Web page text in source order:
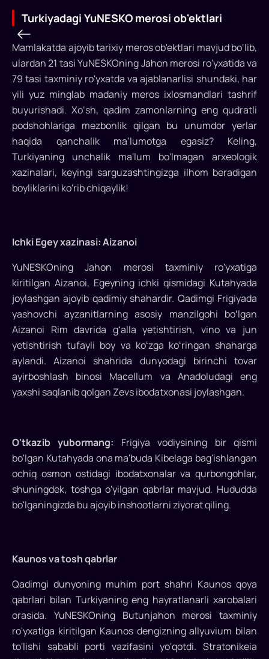
Turkiyadagi
YuNESKO
merosi
ob'ektlari
Turkiya
sivilizatsiya
tarixi
dunyoning
eng
muhim
geografiyalaridan
birida
joylashgan
qadimiy
xazinaga
ega
haqiqiy
ochiq
Turkiyadagi YuNESKO merosi ob'ektlari
Mamlakatda ajoyib tarixiy meros ob'ektlari mavjud bo‘lib,
ulardan 21 tasi YuNESKOning Jahon merosi ro'yxatida va
79 tasi taxminiy ro'yxatda va ajablanarlisi shundaki, har
yili yuz minglab madaniy meros ixlosmandlari tashrif
buyurishadi. Xo‘sh, qadim zamonlarning eng qudratli
podshohlariga mezbonlik qilgan bu unumdor yerlar
haqida qanchalik ma’lumotga egasiz? Keling,
Turkiyaning unchalik ma'lum bo'lmagan arxeologik
xazinalari, keyingi sarguzashtingizga ilhom beradigan
boyliklarini ko'rib chiqaylik!
Ichki Egey xazinasi: Aizanoi
YuNESKOning Jahon merosi taxminiy ro'yxatiga
kiritilgan Aizanoi, Egeyning ichki qismidagi Kutahyada
joylashgan ajoyib qadimiy shahardir. Qadimgi Frigiyada
yashovchi ayzanitlarning asosiy manzilgohi boʻlgan
Aizanoi Rim davrida gʻalla yetishtirish, vino va jun
yetishtirish tufayli boy va koʻzga koʻringan shaharga
aylandi. Aizanoi shahrida dunyodagi birinchi tovar
ayirboshlash binosi Macellum va Anadoludagi eng
yaxshi saqlanib qolgan Zevs ibodatxonasi joylashgan.
O'tkazib yubormang: Frigiya vodiysining bir qismi
bo'lgan Kutahyada ona ma'buda Kibelaga bag'ishlangan
ochiq osmon ostidagi ibodatxonalar va qurbongohlar,
shuningdek, toshga o'yilgan qabrlar mavjud. Hududda
bo'lganingizda bu ajoyib inshootlarni ziyorat qiling.
Kaunos va tosh qabrlar
Qadimgi dunyoning muhim port shahri Kaunos qoya
qabrlari bilan Turkiyaning eng hayratlanarli xarobalari
orasida. YuNESKOning Butunjahon merosi taxminiy
ro'yxatiga kiritilgan Kaunos dengizning allyuvium bilan
to'lishi sababli porti vazifasini yo'qotdi. Stratonikeia